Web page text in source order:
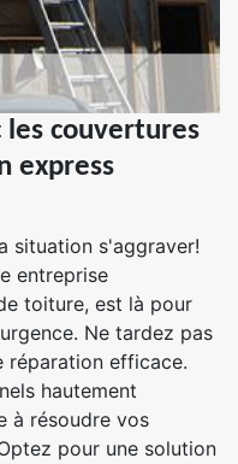
les couvertures
express
situation s'aggraver!
entreprise
toiture, est là pour
Ne tardez pas
réparation efficace.
hautement
à résoudre vos
pour une solution